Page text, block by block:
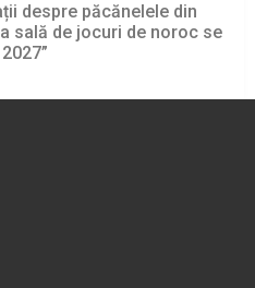
despre păcănelele din
sală de jocuri de noroc se